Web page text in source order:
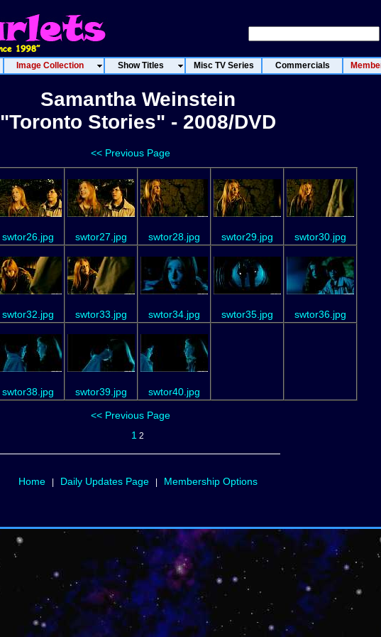
Image Collection Show Titles Misc TV Series Commercials
Samantha Weinstein
"Toronto Stories" - 2008/DVD
<< Previous Page
swtor26.jpg swtor27.jpg swtor28.jpg swtor29.jpg swtor30.jpg
swtor32.jpg swtor33.jpg swtor34.jpg swtor35.jpg swtor36.jpg
swtor38.jpg swtor39.jpg swtor40.jpg
<< Previous Page
1 2
Home| Daily Updates Page| Membership Options